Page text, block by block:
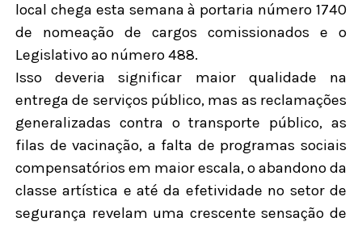
local chega esta semana à portaria número 1740
de nomeação de cargos comissionados e o
Legislativo ao número 488.
Isso deveria significar maior qualidade na
entrega de serviços público, mas as reclamações
generalizadas contra o transporte público, as
filas de vacinação, a falta de programas sociais
compensatórios em maior escala, o abandono da
classe artística e até da efetividade no setor de
segurança revelam uma crescente sensação de